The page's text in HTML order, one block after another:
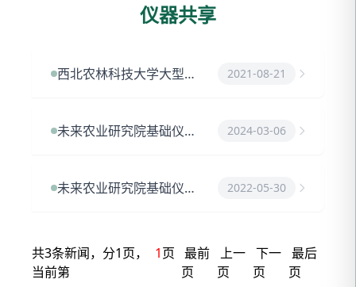
仪器共享
西北农林科技大学大型仪器共享管理平台 2021-08-21
未来农业研究院基础仪器公共平台仪器设备一览表 2024-03-06
未来农业研究院基础仪器公共平台开放申请表 2022-05-30
共3条新闻，分1页，
当前第
1页 最前
页
上一
页
下一
页
最后
页